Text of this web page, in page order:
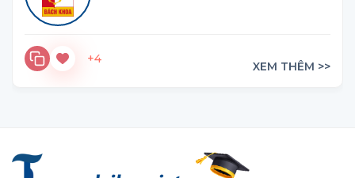
+4
XEM THÊM >>